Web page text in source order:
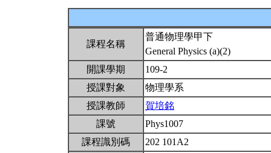
課程名稱
普通物理學甲下
General Physics (a)(2)
開課學期
109-2
授課對象
物理學系
授課教師
賀培銘
課號
Phys1007
課程識別碼
202 101A2